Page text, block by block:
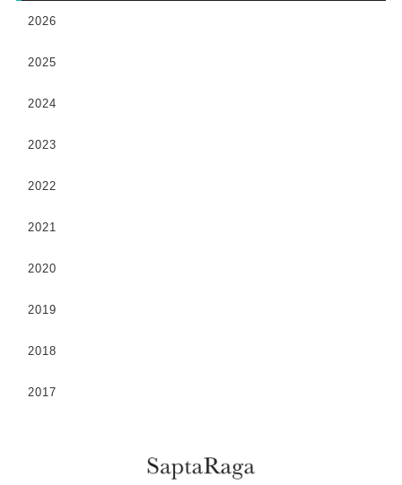
2026
2025
2024
2023
2022
2021
2020
2019
2018
2017